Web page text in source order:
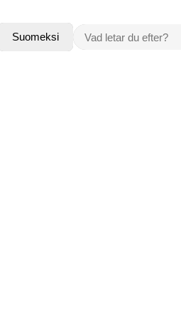
Suomeksi
VAD LETAR DU EFTER?